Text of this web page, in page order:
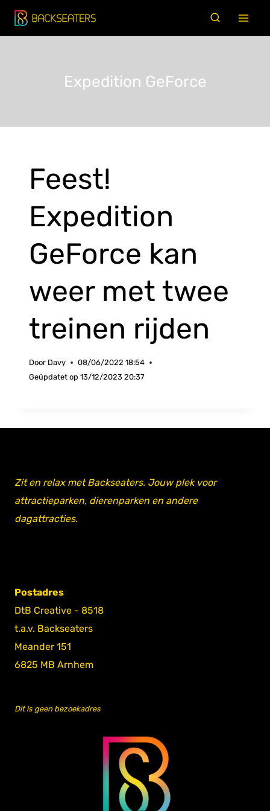
Doorgaan
naar
Expedition GeForce
Feest!
Expedition
GeForce kan
weer met twee
treinen rijden
Door Davy
08/06/2022 18:54
Geüpdatet op 13/12/2023 20:37
Zit en relax met Backseaters. Jouw plek voor
attractieparken, dierenparken en andere
dagattracties.
Postadres
DtB Creative - 8518
t.a.v. Backseaters
Meander 151
6825 MB Arnhem
Dit is geen bezoekadres